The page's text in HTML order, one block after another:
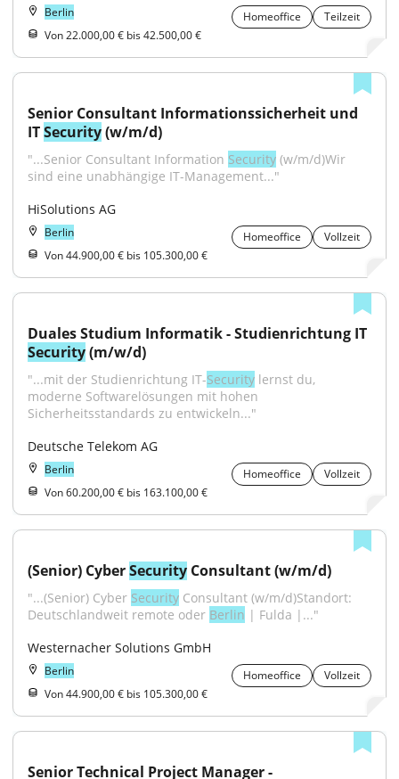
Berlin Homeoffice
Teilzeit
Von 22.000,00 € bis 42.500,00 €
Senior Consultant Informationssicherheit und
IT Security (w/m/d)
"...Senior Consultant Information Security (w/m/d)Wir
sind eine unabhängige IT-Management..."
HiSolutions AG
Berlin Homeoffice
Vollzeit
Von 44.900,00 € bis 105.300,00 €
Security (m/w/d)
"...mit der Studienrichtung IT-Security lernst du,
moderne Softwarelösungen mit hohen
Sicherheitsstandards zu entwickeln..."
Deutsche Telekom AG
Berlin Homeoffice
Vollzeit
Von 60.200,00 € bis 163.100,00 €
(Senior) Cyber Security Consultant (w/m/d)
"...(Senior) Cyber Security Consultant (w/m/d)Standort:
Deutschlandweit remote oder Berlin | Fulda |..."
Westernacher Solutions GmbH
Berlin Homeoffice
Vollzeit
Von 44.900,00 € bis 105.300,00 €
Senior Technical Project Manager -